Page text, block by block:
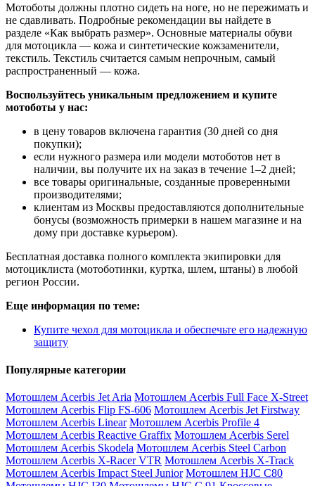
Мотоботы должны плотно сидеть на ноге, но не пережимать и
не сдавливать. Подробные рекомендации вы найдете в
разделе «Как выбрать размер». Основные материалы обуви
для мотоцикла — кожа и синтетические кожзаменители,
текстиль. Текстиль считается самым непрочным, самый
распространенный — кожа.
Воспользуйтесь уникальным предложением и купите
мотоботы у нас:
в цену товаров включена гарантия (30 дней со дня
покупки);
если нужного размера или модели мотоботов нет в
наличии, вы получите их на заказ в течение 1–2 дней;
все товары оригинальные, созданные проверенными
производителями;
клиентам из Москвы предоставляются дополнительные
бонусы (возможность примерки в нашем магазине и на
дому при доставке курьером).
Бесплатная доставка полного комплекта экипировки для
мотоциклиста (мотоботинки, куртка, шлем, штаны) в любой
регион России.
Еще информация по теме:
Купите чехол для мотоцикла и обеспечьте его надежную
защиту
Популярные категории
Мотошлем Acerbis Jet Aria Мотошлем Acerbis Full Face X-Street
Мотошлем Acerbis Flip FS-606 Мотошлем Acerbis Jet Firstway
Мотошлем Acerbis Linear Мотошлем Acerbis Profile 4
Мотошлем Acerbis Reactive Graffix Мотошлем Acerbis Serel
Мотошлем Acerbis Skodela Мотошлем Acerbis Steel Carbon
Мотошлем Acerbis X-Racer VTR Мотошлем Acerbis X-Track
Мотошлем Acerbis Impact Steel Junior Мотошлем HJC C80